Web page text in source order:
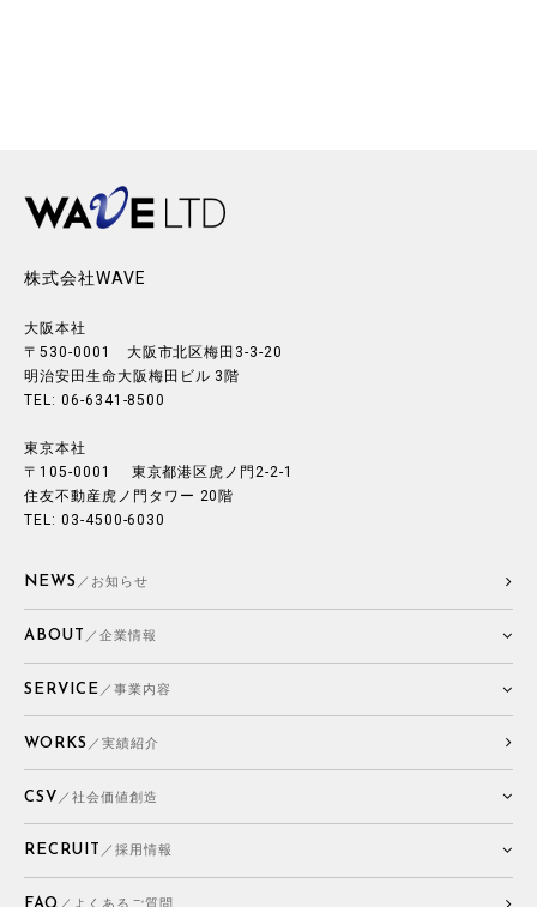
株式会社WAVE
大阪本社
〒530-0001 大阪市北区梅田3-3-20
明治安田生命大阪梅田ビル 3階
TEL: 06-6341-8500
東京本社
〒105-0001 東京都港区虎ノ門2-2-1
住友不動産虎ノ門タワー 20階
TEL: 03-4500-6030
NEWS ／お知らせ
ABOUT ／企業情報
SERVICE ／事業内容
WORKS ／実績紹介
CSV ／社会価値創造
RECRUIT ／採用情報